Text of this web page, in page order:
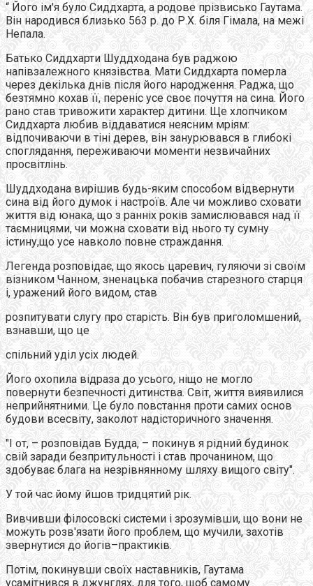
“ Його ім'я було Сиддхарта, а родове прізвисько Гаутама.
Він народився близько 563 р. до Р.Х. біля Гімала, на межі
Непала.
Батько Сиддхарти Шуддходана був раджою
напівзалежного князівства. Мати Сиддхарта померла
через декілька днів після його народження. Раджа, що
безтямно кохав її, переніс усе своє почуття на сина. Його
рано став тривожити характер дитини. Ще хлопчиком
Сиддхарта любив віддаватися неясним мріям:
відпочиваючи в тіні дерев, він занурювався в глибокі
споглядання, переживаючи моменти незвичайних
просвітлінь.
Шуддходана вирішив будь-яким способом відвернути
сина від його думок і настроїв. Але чи можливо сховати
життя від юнака, що з ранніх років замислювався над її
таємницями, чи можна сховати від нього ту сумну
істину,що усе навколо повне страждання.
Легенда розповідає, що якось царевич, гуляючи зі своїм
візником Чанном, зненацька побачив старезного старця
і, уражений його видом, став
розпитувати слугу про старість. Він був приголомшений,
взнавши, що це
спільний уділ усіх людей.
Його охопила відраза до усього, ніщо не могло
повернути безпечності дитинства. Світ, життя виявилися
неприйнятними. Це було повстання проти самих основ
будови всесвіту, заколот надісторичного значення.
"І от, – розповідав Будда, – покинув я рідний будинок
свій заради безпритульності і став прочанином, що
здобуває блага на незрівнянному шляху вищого світу".
У той час йому йшов тридцятий рік.
Вивчивши філосовскі системи і зрозумівши, що вони не
можуть розв'язати його проблем, що мучили, захотів
звернутися до йогів–практиків.
Потім, покинувши своїх наставників, Гаутама
усамітнився в джунглях, для того, щоб самому